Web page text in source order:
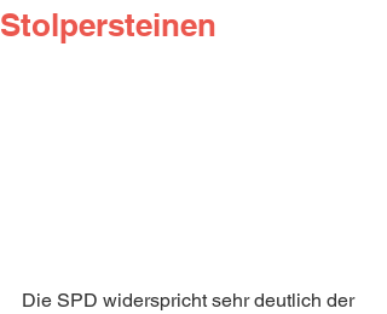
Stolpersteinen
Die SPD widerspricht sehr deutlich der